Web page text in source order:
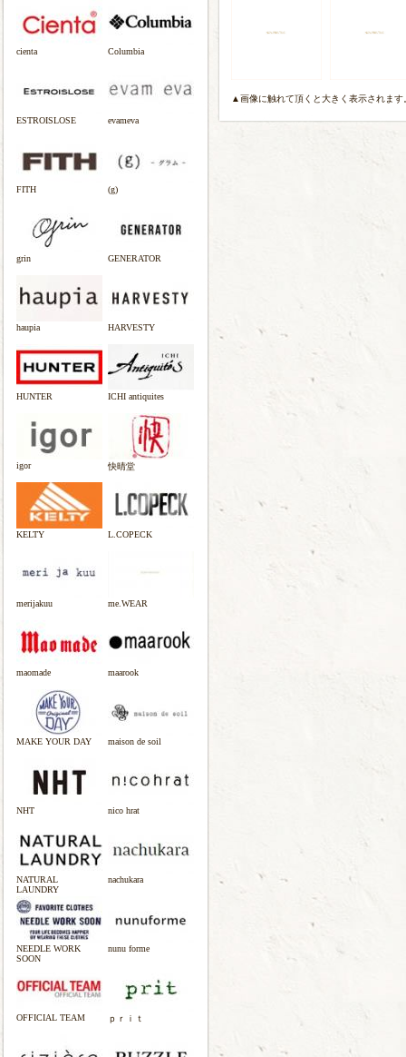
cienta Columbia
ESTROISLOSE evameva
FITH (g)
grin GENERATOR
haupia HARVESTY
HUNTER ICHI antiquites
igor 快晴堂
KELTY L.COPECK
merijakuu me.WEAR
maomade maarook
MAKE YOUR DAY maison de soil
NHT nico hrat
NATURAL
LAUNDRY
nachukara
NEEDLE WORK
SOON
nunu forme
OFFICIAL TEAM ｐｒｉｔ
▲画像に触れて頂くと大きく表示されます